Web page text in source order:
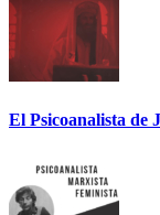
El Psicoanalista de